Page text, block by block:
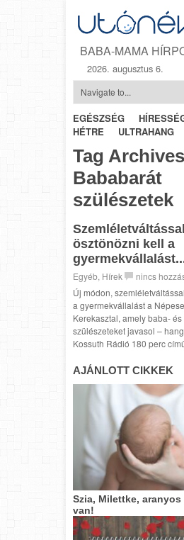
BABA-MAMA
2026. augusztus 6.
EGÉSZSÉG
HÉTRE
ULTRAHANG
Tag
Bababarát
szülészetek
ösztönözni kell a
Egyéb, Hírek
nincs
Új módon,
a gyermekvállalást a
Kerekasztal, amely baba-
szülészeteket javasol –
Kossuth Rádió 180 perc
AJÁNLOTT CIKKEK
Szia, Milettke, aranyos
van!